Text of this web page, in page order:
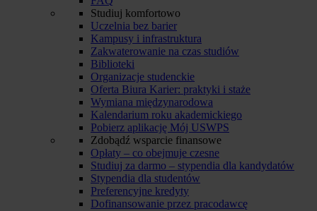
Studiuj komfortowo
Uczelnia bez barier
Kampusy i infrastruktura
Zakwaterowanie na czas studiów
Biblioteki
Organizacje studenckie
Oferta Biura Karier: praktyki i staże
Wymiana międzynarodowa
Kalendarium roku akademickiego
Pobierz aplikację Mój USWPS
Zdobądź wsparcie finansowe
Opłaty – co obejmuje czesne
Studiuj za darmo – stypendia dla kandydatów
Stypendia dla studentów
Preferencyjne kredyty
Dofinansowanie przez pracodawcę